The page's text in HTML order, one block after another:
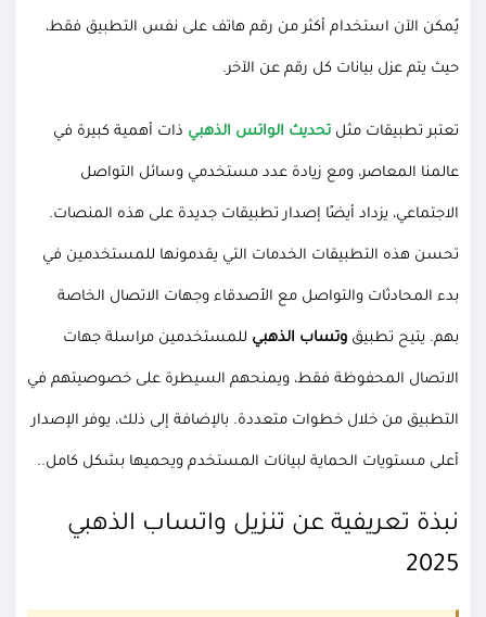
يُمكن الآن استخدام أكثر من رقم هاتف على نفس التطبيق فقط،
حيث يتم عزل بيانات كل رقم عن الآخر.
تعتبر تطبيقات مثل تحديث الواتس الذهبي ذات أهمية كبيرة في
عالمنا المعاصر، ومع زيادة عدد مستخدمي وسائل التواصل
الاجتماعي، يزداد أيضًا إصدار تطبيقات جديدة على هذه المنصات.
تحسن هذه التطبيقات الخدمات التي يقدمونها للمستخدمين في
بدء المحادثات والتواصل مع الأصدقاء وجهات الاتصال الخاصة
بهم. يتيح تطبيق وتساب الذهبي للمستخدمين مراسلة جهات
الاتصال المحفوظة فقط، ويمنحهم السيطرة على خصوصيتهم في
التطبيق من خلال خطوات متعددة. بالإضافة إلى ذلك، يوفر الإصدار
أعلى مستويات الحماية لبيانات المستخدم ويحميها بشكل كامل..
نبذة تعريفية عن تنزيل واتساب الذهبي
2025